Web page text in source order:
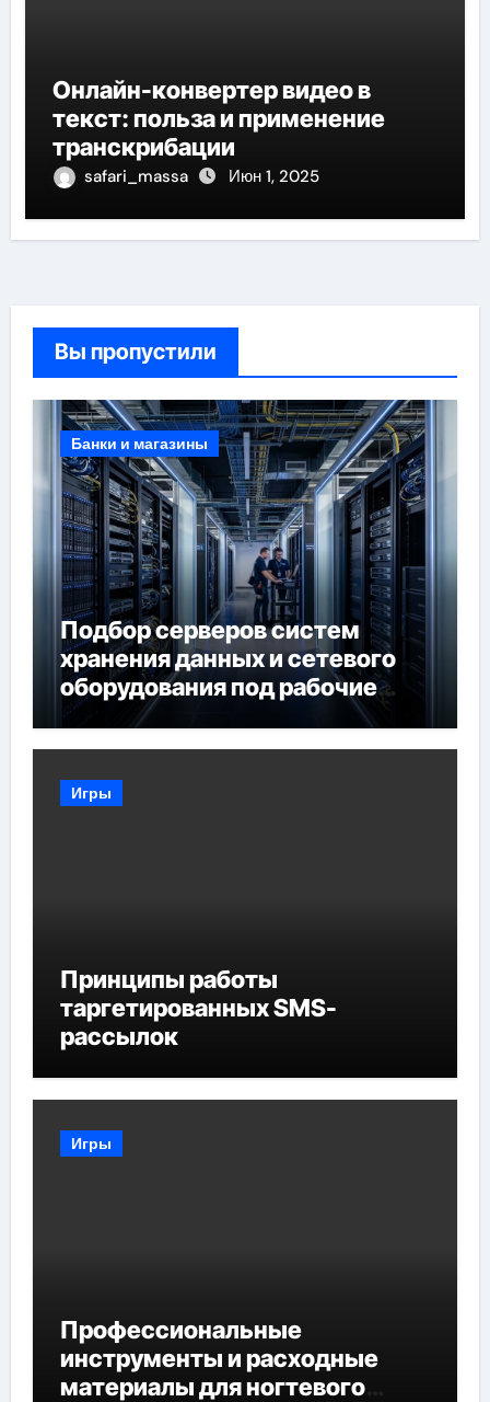
Онлайн-конвертер видео в
текст: польза и применение
транскрибации
safari_massa Июн 1, 2025
Вы пропустили
Банки и магазины
Подбор серверов систем
хранения данных и сетевого
оборудования под рабочие
задачи
Игры
Принципы работы
таргетированных SMS-
рассылок
Игры
Профессиональные
инструменты и расходные
материалы для ногтевого